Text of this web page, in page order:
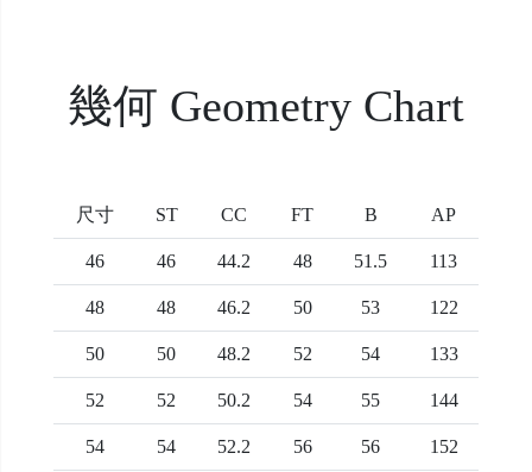
幾何 Geometry Chart
尺寸 ST CC FT B AP
46 46 44.2 48 51.5 113
48 48 46.2 50 53 122
50 50 48.2 52 54 133
52 52 50.2 54 55 144
54 54 52.2 56 56 152